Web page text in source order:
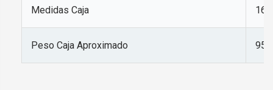
Medidas Caja
Peso Caja Aproximado 95